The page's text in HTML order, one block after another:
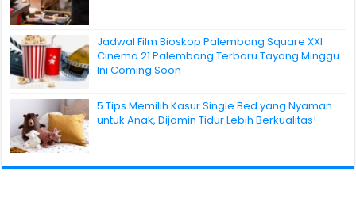
Jadwal Film Bioskop Palembang Square XXI
Cinema 21 Palembang Terbaru Tayang Minggu
Ini Coming Soon
5 Tips Memilih Kasur Single Bed yang Nyaman
untuk Anak, Dijamin Tidur Lebih Berkualitas!